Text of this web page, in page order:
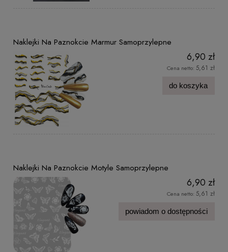
Naklejki Na Paznokcie Marmur Samoprzylepne
6,90 zł
Cena netto: 5,61 zł
do koszyka
Naklejki Na Paznokcie Motyle Samoprzylepne
6,90 zł
Cena netto: 5,61 zł
powiadom o dostępności